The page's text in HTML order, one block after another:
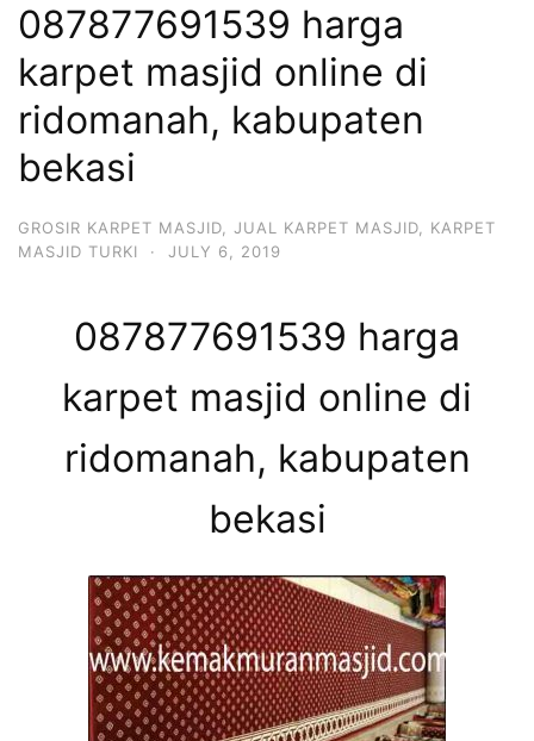
087877691539 harga
karpet masjid online di
ridomanah, kabupaten
bekasi
GROSIR KARPET MASJID JUAL KARPET MASJID
KARPET
MASJID TURKI
· JULY 6, 2019
087877691539 harga
karpet masjid online di
ridomanah, kabupaten
bekasi